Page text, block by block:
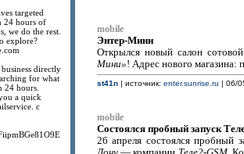
targeted
24 hours of
we do the rest.
explore?
directly
for what
hours.
a quick
c
mobile
Энтер-Мини
Открылся новый салон
Мини»! Адрес нового магазина:
st41n| источник: enter.sunrise.ru | 06/
mobile
Состоялся пробный запуск
26 апреля состоялся пробный